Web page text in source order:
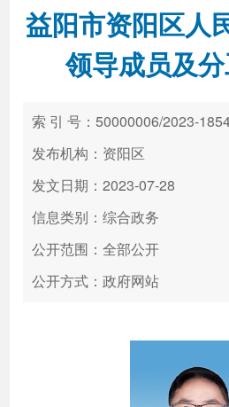
新闻中心
政务服务
高效办成一件事
益阳市资阳区人
领导成员及分
索 引 号：50000006/2023-
发布机构：资阳区
发文日期：2023-07-28
信息类别：综合政务
公开范围：全部公开
公开方式：政府网站